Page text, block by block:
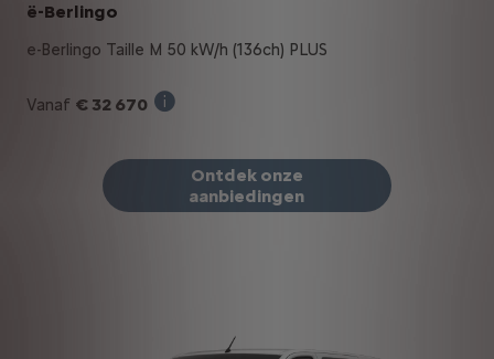
ë-Berlingo
e-Berlingo Taille M 50 kW/h (136ch) PLUS
Vanaf € 32 670
Ontdek onze
aanbiedingen